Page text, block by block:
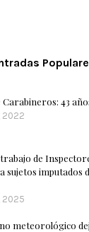
Carabineros: 43
2022
de
sujetos imputados
2025
meteorológico